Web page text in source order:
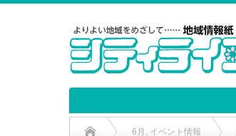
6月 , イベント情報